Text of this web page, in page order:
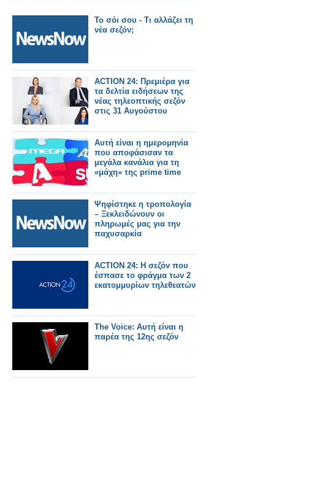
Το σόι σου - Τι αλλάζει τη
νέα σεζόν;
ACTION 24: Πρεμιέρα για
τα δελτία ειδήσεων της
νέας τηλεοπτικής σεζόν
στις 31 Αυγούστου
Αυτή είναι η ημερομηνία
που αποφάσισαν τα
μεγάλα κανάλια για τη
«μάχη» της prime time
Ψηφίστηκε η τροπολογία
– Ξεκλειδώνουν οι
πληρωμές μας για την
παχυσαρκία
ACTION 24: Η σεζόν που
έσπασε το φράγμα των 2
εκατομμυρίων τηλεθεατών
The Voice: Αυτή είναι η
παρέα της 12ης σεζόν